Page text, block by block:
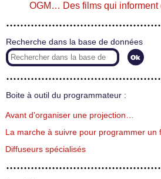
OGM… Des films qui informent
Recherche dans la base de données
Boite à outil du programmateur :
Avant d’organiser une projection…
La marche à suivre pour programmer un
Diffuseurs spécialisés